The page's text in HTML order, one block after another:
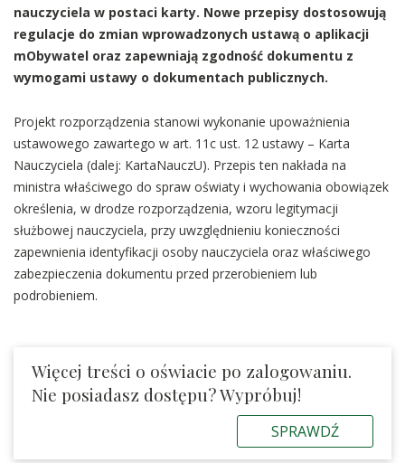
nauczyciela w postaci karty. Nowe przepisy dostosowują
regulacje do zmian wprowadzonych ustawą o aplikacji
mObywatel oraz zapewniają zgodność dokumentu z
wymogami ustawy o dokumentach publicznych.
Projekt rozporządzenia stanowi wykonanie upoważnienia
ustawowego zawartego w art. 11c ust. 12 ustawy – Karta
Nauczyciela (dalej: KartaNauczU). Przepis ten nakłada na
ministra właściwego do spraw oświaty i wychowania obowiązek
określenia, w drodze rozporządzenia, wzoru legitymacji
służbowej nauczyciela, przy uwzględnieniu konieczności
zapewnienia identyfikacji osoby nauczyciela oraz właściwego
zabezpieczenia dokumentu przed przerobieniem lub
podrobieniem.
Więcej treści o oświacie po zalogowaniu.
Nie posiadasz dostępu? Wypróbuj!
SPRAWDŹ